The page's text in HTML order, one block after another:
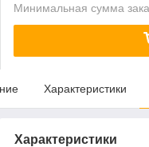
Минимальная сумма
Характеристики
Характеристики